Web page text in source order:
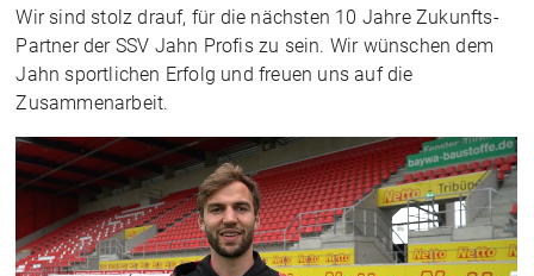
Wir sind stolz drauf, für die nächsten 10 Jahre Zukunfts-
Partner der SSV Jahn Profis zu sein. Wir wünschen dem
Jahn sportlichen Erfolg und freuen uns auf die
Zusammenarbeit.